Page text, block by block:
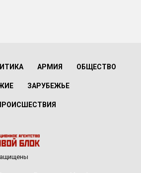
АРМИЯ ОБЩЕСТВО
ЗАРУБЕЖЬЕ